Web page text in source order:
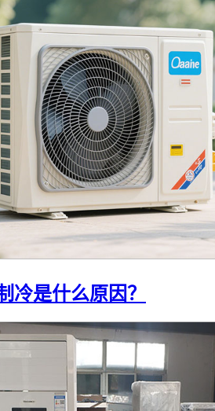
冷是什么原因？